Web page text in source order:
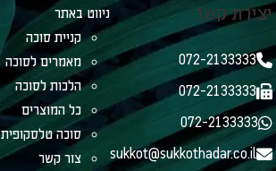
יצירת קשר
072-2133333
072-2133333
072-2133333
sukkot@sukkothadar.co.il
ניווט באתר
קניית סוכה
מאמרים לסוכה
הלכות לסוכה
כל המוצרים
סוכה טלסקופית
צור קשר